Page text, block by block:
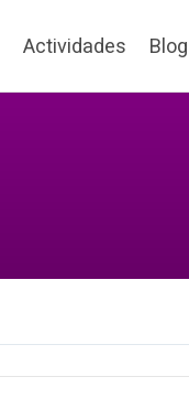
Actividades Blog